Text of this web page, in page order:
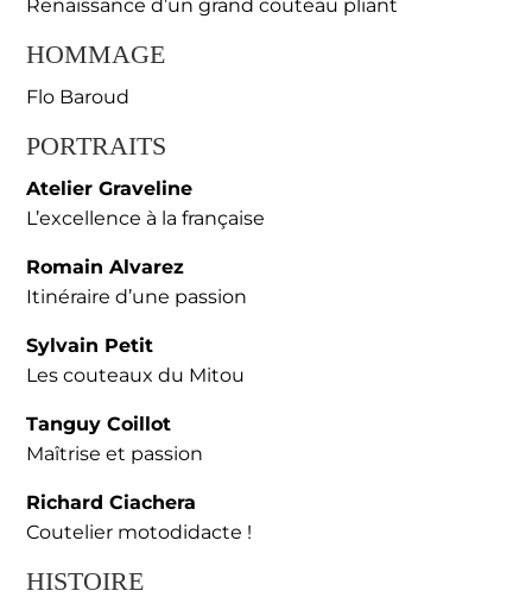
Renaissance d’un grand couteau pliant
HOMMAGE
Flo Baroud
PORTRAITS
Atelier Graveline
L’excellence à la française
Romain Alvarez
Itinéraire d’une passion
Sylvain Petit
Les couteaux du Mitou
Tanguy Coillot
Maîtrise et passion
Richard Ciachera
Coutelier motodidacte !
HISTOIRE